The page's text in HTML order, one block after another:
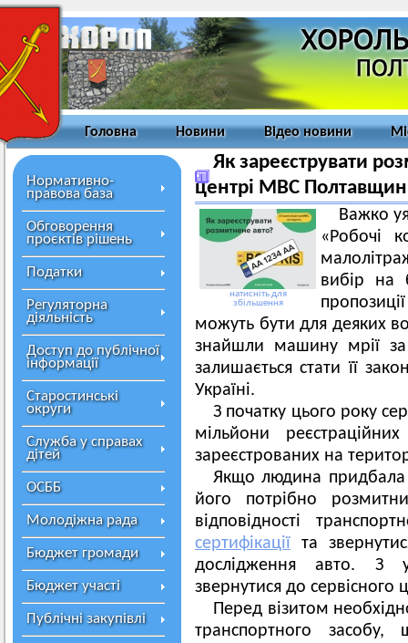
Головна Новини Відео новини
Нормативно-
правова база
Обговорення
проєктів рішень
Податки
Регуляторна
діяльність
Доступ до публічної
інформації
Старостинські
округи
Служба у справах
дітей
ОСББ
Молодіжна рада
Бюджет громади
Бюджет участі
Публічні закупівлі
Як зареєструвати
центрі МВС
натисніть для
збільшення
Важко
«Робочі
вибір на
можуть бути для деяких
знайшли машину мрії
залишається стати її
Україні.
З початку цього року
мільйони
зареєстрованих на
Якщо людина придбала
його потрібно
відповідності
сертифікації та
дослідження авто. З
звернутися до
Перед візитом
транспортного